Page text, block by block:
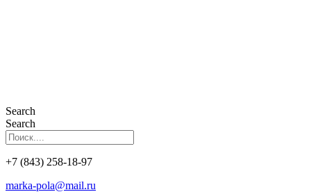
Search
Search
+7 (843) 258-18-97
marka-pola@mail.ru